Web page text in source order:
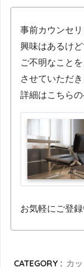
事前カウンセリ
興味はあるけ
ご不明なこと
させていただき
詳細はこちら
お気軽にご登
CATEGORY : カッ